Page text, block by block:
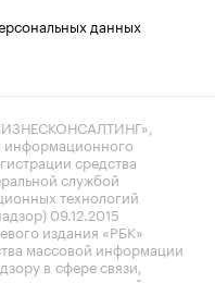
данных
информационного
средства
службой
технологий
09.12.2015
издания «РБК»
массовой информации
в сфере связи,